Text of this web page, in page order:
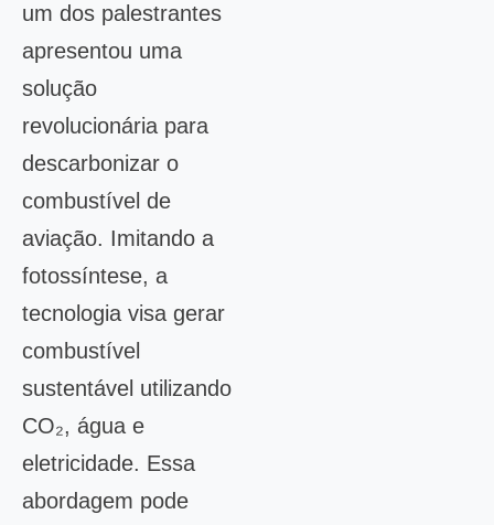
um dos palestrantes
apresentou uma
solução
revolucionária para
descarbonizar o
combustível de
aviação. Imitando a
fotossíntese, a
tecnologia visa gerar
combustível
sustentável utilizando
CO₂, água e
eletricidade. Essa
abordagem pode